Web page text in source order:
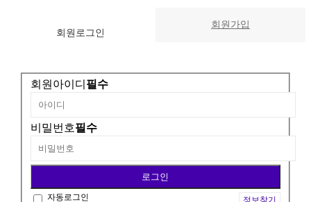
회원 로그인
회원가입
회원아이디 필수
비밀번호필수
자동로그인 정보찾기